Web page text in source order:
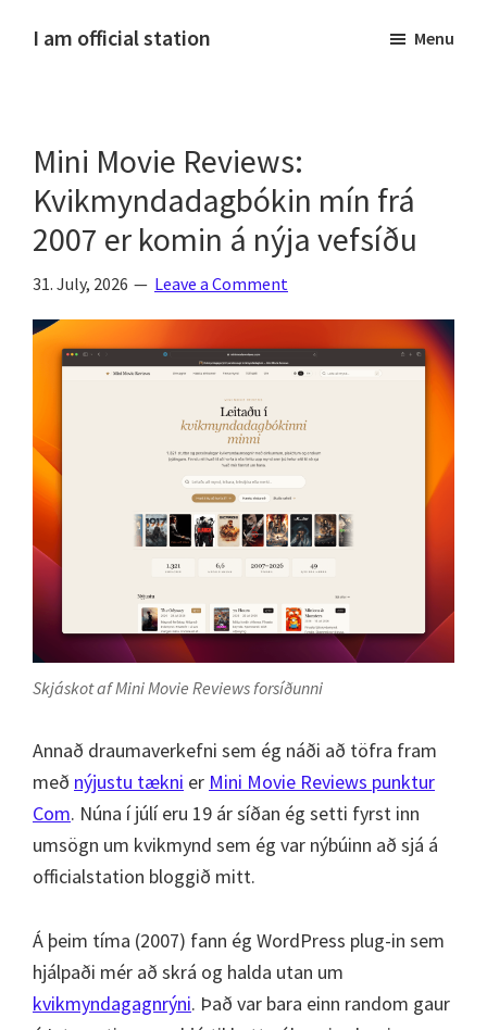
I am official station
fréttir
af
og
annað
skemmtilegt
Menu
Mini Movie Reviews:
Kvikmyndadagbókin mín frá
2007 er komin á nýja vefsíðu
31. July, 2026 Leave a Comment
Skjáskot af Mini Movie Reviews forsíðunni
Annað draumaverkefni sem ég náði að töfra fram
með nýjustu tækni er Mini Movie Reviews punktur
Com. Núna í júlí eru 19 ár síðan ég setti fyrst inn
umsögn um kvikmynd sem ég var nýbúinn að sjá á
officialstation bloggið mitt.
Á þeim tíma (2007) fann ég WordPress plug-in sem
hjálpaði mér að skrá og halda utan um
kvikmyndagagnrýni. Það var bara einn random gaur